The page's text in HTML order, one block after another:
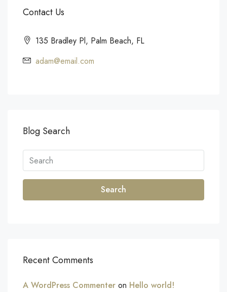
Contact Us
135 Bradley Pl, Palm Beach, FL
adam@email.com
Blog Search
Search
Recent Comments
A WordPress Commenter on Hello world!